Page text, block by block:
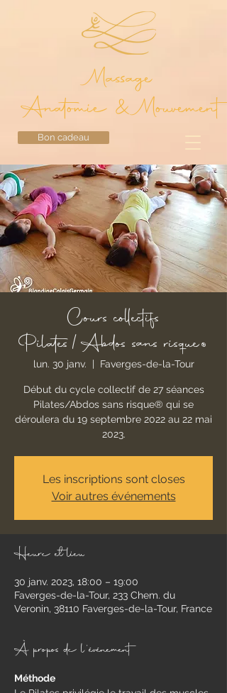
Massage
Anatomie & Mouvement
Bon cadeau
Cours collectifs
Pilates/Abdos sans risque®
lun. 30 janv.
  |
Faverges-de-la-Tour
Début du cycle collectif de 27 séances
Pilates/Abdos sans risque® qui se
déroulera du 19 septembre 2022 au 22 mai
2023.
Les inscriptions sont closes
Voir autres événements
Heure et lieu
30 janv. 2023, 18:00 – 19:00
Faverges-de-la-Tour, 233 Chem. du
Veronin, 38110 Faverges-de-la-Tour, France
À propos de l'événement
Méthode